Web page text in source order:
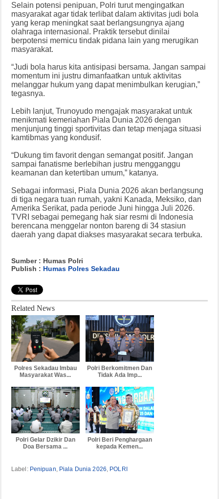
Selain potensi penipuan, Polri turut mengingatkan
masyarakat agar tidak terlibat dalam aktivitas judi bola
yang kerap meningkat saat berlangsungnya ajang
olahraga internasional. Praktik tersebut dinilai
berpotensi memicu tindak pidana lain yang merugikan
masyarakat.
“Judi bola harus kita antisipasi bersama. Jangan sampai
momentum ini justru dimanfaatkan untuk aktivitas
melanggar hukum yang dapat menimbulkan kerugian,”
tegasnya.
Lebih lanjut, Trunoyudo mengajak masyarakat untuk
menikmati kemeriahan Piala Dunia 2026 dengan
menjunjung tinggi sportivitas dan tetap menjaga situasi
kamtibmas yang kondusif.
“Dukung tim favorit dengan semangat positif. Jangan
sampai fanatisme berlebihan justru mengganggu
keamanan dan ketertiban umum,” katanya.
Sebagai informasi, Piala Dunia 2026 akan berlangsung
di tiga negara tuan rumah, yakni Kanada, Meksiko, dan
Amerika Serikat, pada periode Juni hingga Juli 2026.
TVRI sebagai pemegang hak siar resmi di Indonesia
berencana menggelar nonton bareng di 34 stasiun
daerah yang dapat diakses masyarakat secara terbuka.
Sumber : Humas Polri
Publish : Humas Polres Sekadau
Related News
Polres Sekadau Imbau
Masyarakat Was...
Polri Berkomitmen Dan
Tidak Ada Imp...
Polri Gelar Dzikir Dan
Doa Bersama ...
Polri Beri Penghargaan
kepada Kemen...
Label: Penipuan Piala Dunia 2026 POLRI